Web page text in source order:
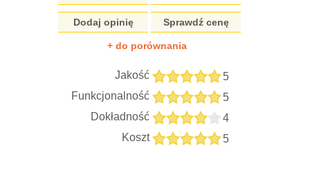
Dodaj opinię Sprawdź cenę
+ do porównania
Jakość
5
Funkcjonalność
5
Dokładność
4
Koszt
5